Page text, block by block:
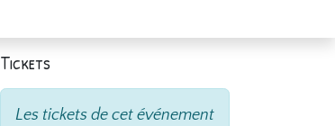
Tickets
Les tickets de cet événement